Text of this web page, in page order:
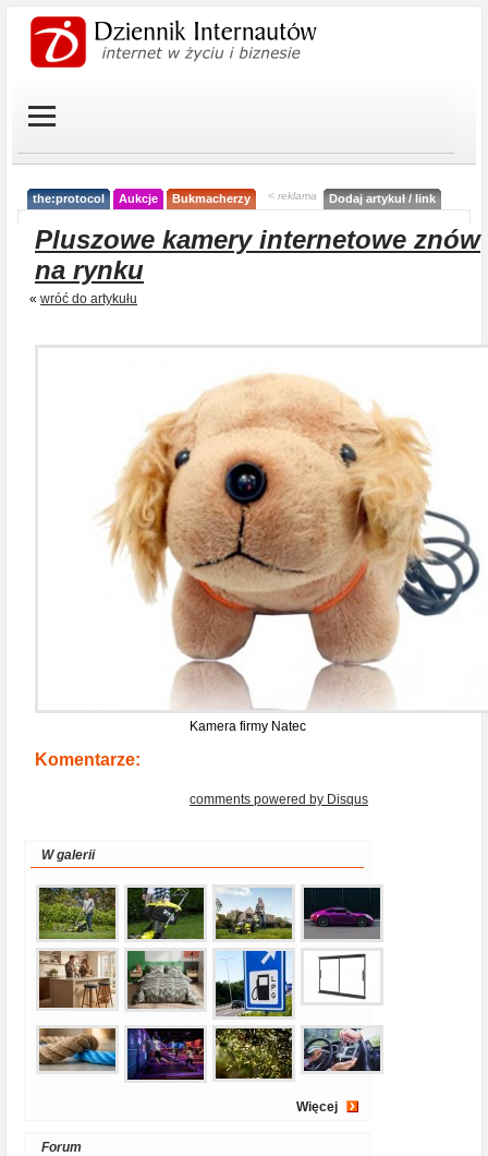
the:protocol Aukcje Bukmacherzy < reklama Dodaj artykuł / link
Pluszowe kamery internetowe znów
na rynku
« wróć do artykułu
Kamera firmy Natec
Komentarze:
comments powered by Disqus
W galerii
Więcej
Forum